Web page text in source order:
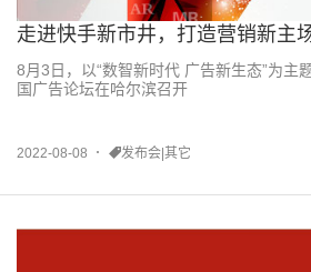
走进快手新市井，打造营销新主
8月3日，以“数智新时代 广告新生态”为主
国广告论坛在哈尔滨召开
2022-08-08 发布会|其它